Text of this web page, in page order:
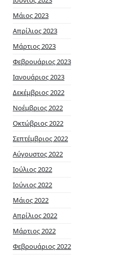
Μάιος 2023
Απρίλιος 2023
Μάρτιος 2023
Φεβρουάριος 2023
Ιανουάριος 2023
Δεκέμβριος 2022
Νοέμβριος 2022
Οκτώβριος 2022
Σεπτέμβριος 2022
Αύγουστος 2022
Ιούλιος 2022
Ιούνιος 2022
Μάιος 2022
Απρίλιος 2022
Μάρτιος 2022
Φεβρουάριος 2022